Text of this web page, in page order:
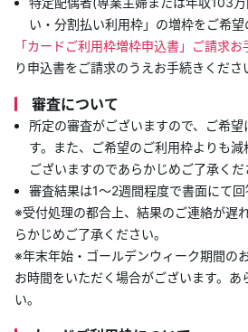
い・分割払い利用枠」の増枠をご希望
「カードご利用枠増枠申込書」ご請求
り申込書をご請求のうえお手続きくださ
審査について
所定の審査がございますので、ご希
す。また、ご希望のご利用枠よりも
ございますのであらかじめご了承くだ
審査結果は1～2週間程度で書面にて回
※受付処理の都合上、結果のご連絡が遅
らかじめご了承ください。
※年末年始・ゴールデンウィーク期間の
お時間をいただく場合がございます。あ
い。